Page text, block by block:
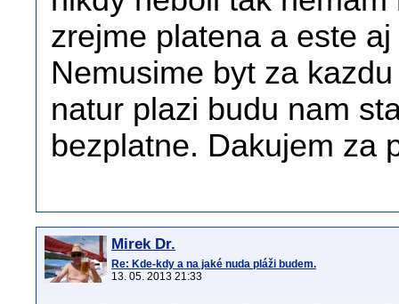
zrejme platena a este
Nemusime byt za
natur plazi budu nam
bezplatne. Dakujem za
Mirek Dr.
Re: Kde-kdy a na jaké nuda pláži budem.
13. 05. 2013 21:33